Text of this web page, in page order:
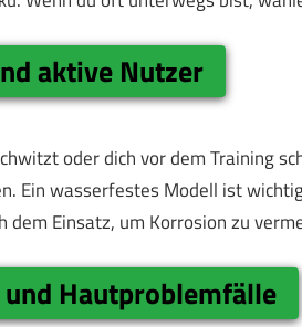
aktive Nutzer
oder dich vor dem Training
Ein wasserfestes Modell ist
dem Einsatz, um Korrosion zu
Hautproblemfälle